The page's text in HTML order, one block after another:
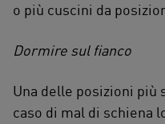
o più cuscini da
Dormire sul fianco
Una delle posizioni più
caso di mal di schiena